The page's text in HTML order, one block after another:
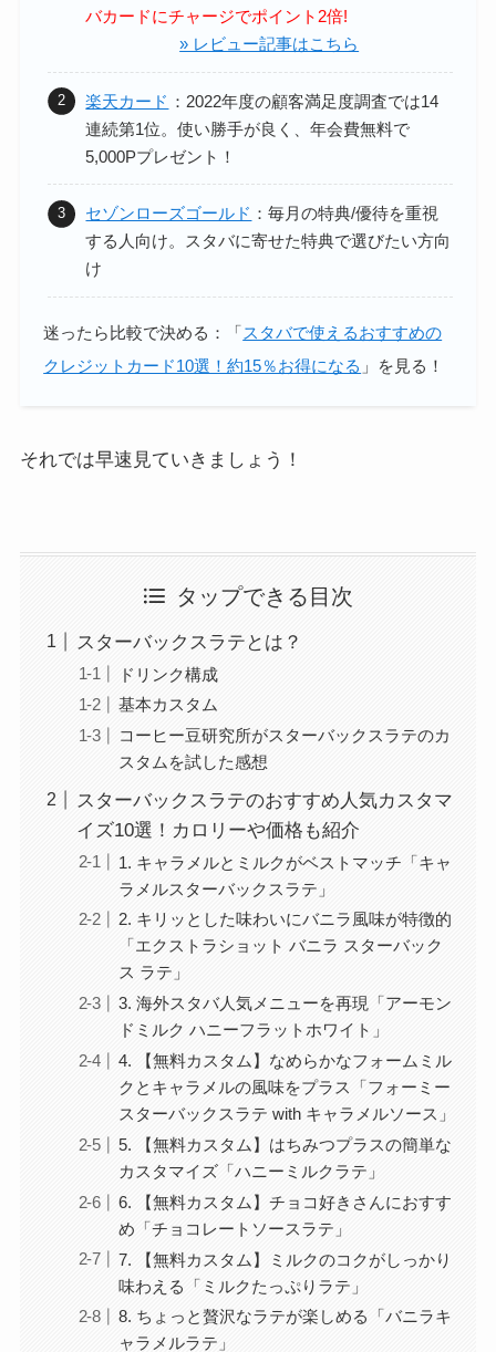
バカードにチャージでポイント2倍!
» レビュー記事はこちら
楽天カード ：2022年度の顧客満足度調査では14
連続第1位。使い勝手が良く、年会費無料で
5,000Pプレゼント！
セゾンローズゴールド ：毎月の特典/優待を重視
する人向け。スタバに寄せた特典で選びたい方向
け
迷ったら比較で決める：「スタバで使えるおすすめの
クレジットカード10選！約15％お得になる 」を見る！
それでは早速見ていきましょう！
タップできる目次
スターバックスラテとは？
ドリンク構成
基本カスタム
コーヒー豆研究所がスターバックスラテのカ
スタムを試した感想
スターバックスラテのおすすめ人気カスタマ
イズ10選！カロリーや価格も紹介
1. キャラメルとミルクがベストマッチ「キャ
ラメルスターバックスラテ」
2. キリッとした味わいにバニラ風味が特徴的
「エクストラショット バニラ スターバック
ス ラテ」
3. 海外スタバ人気メニューを再現「アーモン
ドミルク ハニーフラットホワイト」
4. 【無料カスタム】なめらかなフォームミル
クとキャラメルの風味をプラス「フォーミー
スターバックスラテ with キャラメルソース」
5. 【無料カスタム】はちみつプラスの簡単な
カスタマイズ「ハニーミルクラテ」
6. 【無料カスタム】チョコ好きさんにおすす
め「チョコレートソースラテ」
7. 【無料カスタム】ミルクのコクがしっかり
味わえる「ミルクたっぷりラテ」
8. ちょっと贅沢なラテが楽しめる「バニラキ
ャラメルラテ」